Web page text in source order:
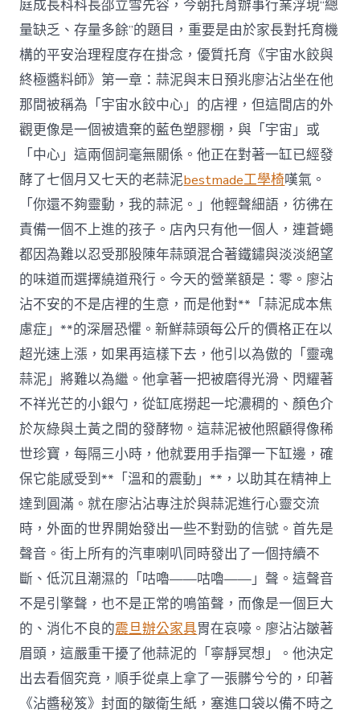
庭成長科科長邵立雪先容，今朝托育辦事行業浮現“總
量缺乏、存量多餘”的題目，重要是由於家長對托育機
構的平安治理程度存在掛念，優質托育《宇宙水餃與
終極醬料師》第一章：蒜泥與末日預兆廖沾沾坐在他
那間被稱為「宇宙水餃中心」的店裡，但這間店的外
觀更像是一個被遺棄的藍色塑膠棚，與「宇宙」或
「中心」這兩個詞毫無關係。他正在對著一缸已經發
酵了七個月又七天的老蒜泥bestmade工學椅嘆氣。
「你還不夠靈動，我的蒜泥。」他輕聲細語，彷彿在
責備一個不上進的孩子。店內只有他一個人，連蒼蠅
都因為難以忍受那股陳年蒜頭混合著鐵鏽與淡淡絕望
的味道而選擇繞道飛行。今天的營業額是：零。廖沾
沾不安的不是店裡的生意，而是他對**「蒜泥成本焦
慮症」**的深層恐懼。新鮮蒜頭每公斤的價格正在以
超光速上漲，如果再這樣下去，他引以為傲的「靈魂
蒜泥」將難以為繼。他拿著一把被磨得光滑、閃耀著
不祥光芒的小銀勺，從缸底撈起一坨濃稠的、顏色介
於灰綠與土黃之間的發酵物。這蒜泥被他照顧得像稀
世珍寶，每隔三小時，他就要用手指彈一下缸邊，確
保它能感受到**「溫和的震動」**，以助其在精神上
達到圓滿。就在廖沾沾專注於與蒜泥進行心靈交流
時，外面的世界開始發出一些不對勁的信號。首先是
聲音。街上所有的汽車喇叭同時發出了一個持續不
斷、低沉且潮濕的「咕嚕——咕嚕——」聲。這聲音
不是引擎聲，也不是正常的鳴笛聲，而像是一個巨大
的、消化不良的震旦辦公家具胃在哀嚎。廖沾沾皺著
眉頭，這嚴重干擾了他蒜泥的「寧靜冥想」。他決定
出去看個究竟，順手從桌上拿了一張髒兮兮的，印著
《沾醬秘笈》封面的皺衛生紙，塞進口袋以備不時之